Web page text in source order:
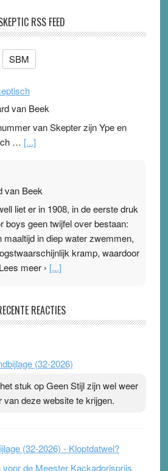
RSS FEED
SBM
van Beek
van Skepter zijn Ype en
… [...]
van Beek
liet er in 1908, in de eerste druk
boys geen twijfel over bestaan:
maaltijd in diep water zwemmen,
kramp, waardoor
meer › [...]
van Beek
ermee hun hartslag te verlagen
opnemen. Daarop heeft zo’n
waard zijn. Door…Lees meer
topspsort ›[...]
REACTIES
(32-2026)
stuk op Geen Stijl zijn wel weer
deze website te krijgen.
(32-2026) - Kloptdatwel?
de Meester Kackadorisprijs